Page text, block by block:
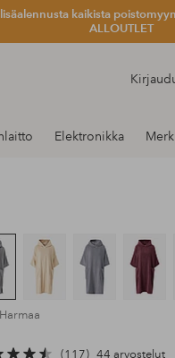
kaikista
ALLOUTLET
Elektronikka
117 44 arvostelut